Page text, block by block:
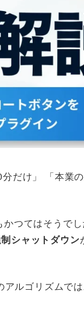
だけ」 「本業
つてはそうで
シャットダウン
ルゴリズムで